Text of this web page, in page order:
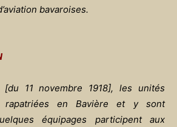
bavaroises.
[du 11 novembre 1918], les unités
rapatriées en Bavière et y sont
équipages participent aux